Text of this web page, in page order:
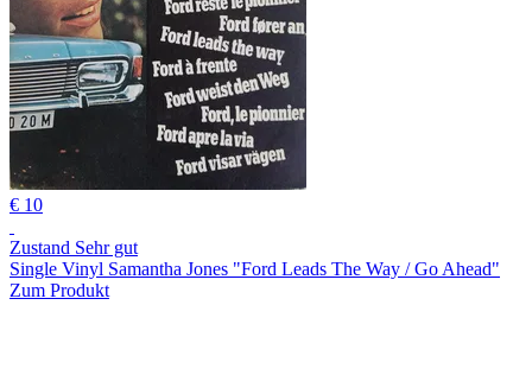
€ 10
Zustand Sehr gut
Single Vinyl Samantha Jones "Ford Leads The Way / Go Ahead"
Zum Produkt